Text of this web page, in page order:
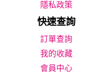
隱私政策
快速查詢
我的收藏
會員中心